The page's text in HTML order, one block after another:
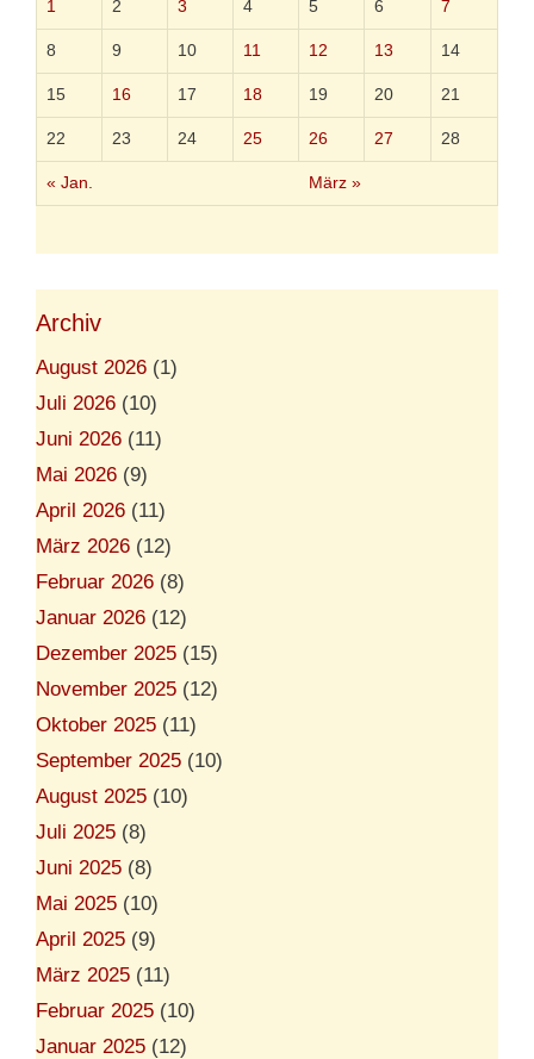
« Jan. März »
1 2 3 4 5 6 7
8 9 10 11 12 13 14
15 16 17 18 19 20 21
22 23 24 25 26 27 28
Archiv
August 2026 (1)
Juli 2026 (10)
Juni 2026 (11)
Mai 2026 (9)
April 2026 (11)
März 2026 (12)
Februar 2026 (8)
Januar 2026 (12)
Dezember 2025 (15)
November 2025 (12)
Oktober 2025 (11)
September 2025 (10)
August 2025 (10)
Juli 2025 (8)
Juni 2025 (8)
Mai 2025 (10)
April 2025 (9)
März 2025 (11)
Februar 2025 (10)
Januar 2025 (12)